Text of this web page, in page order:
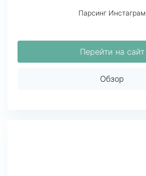
Парсинг Инстаграм
Перейти на сайт
Обзор